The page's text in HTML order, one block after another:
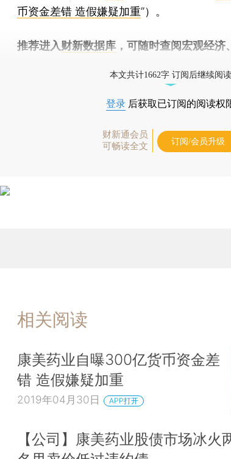
币资金差错 造假嫌疑加重”）。
推荐进入财新数据库 ，可随时查阅宏观经
本文共计1662字 订阅后继续阅读
登录 后获取已订阅的阅读权
财新通会员
可畅读全文
订阅/会员升级
相关阅读
康美药业自曝300亿货币资金差
错 造假嫌疑加重
2019年04月30日 APP打开
【公司】康美药业股债市场冰火